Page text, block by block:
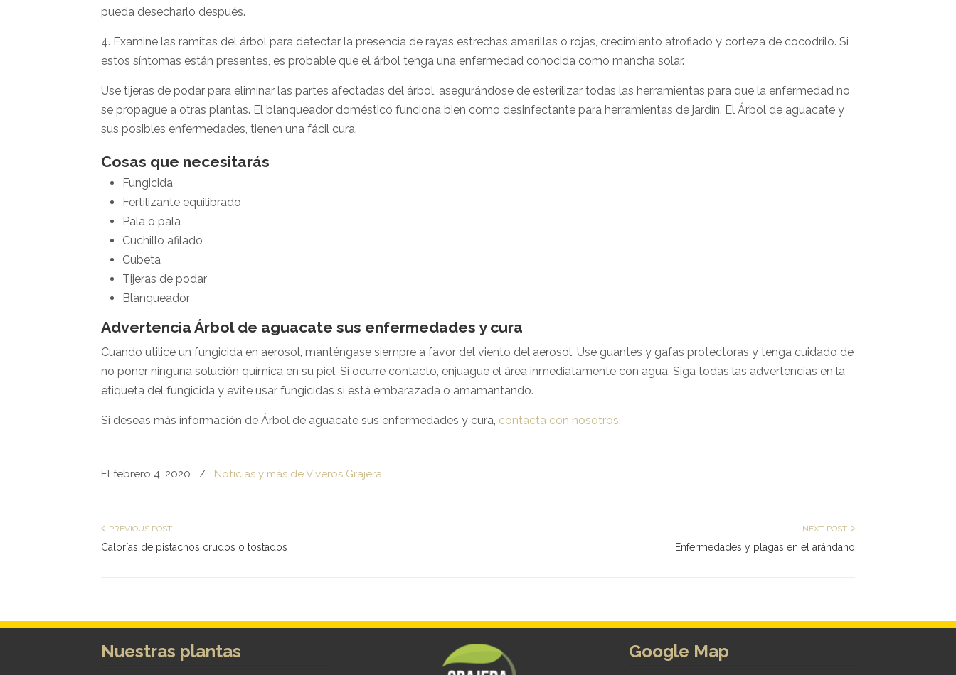
pueda desecharlo después.
4. Examine las ramitas del árbol para detectar la presencia de rayas estrechas amarillas o rojas, crecimiento atrofiado y corteza de cocodrilo. Si
estos síntomas están presentes, es probable que el árbol tenga una enfermedad conocida como mancha solar.
Use tijeras de podar para eliminar las partes afectadas del árbol, asegurándose de esterilizar todas las herramientas para que la enfermedad no
se propague a otras plantas. El blanqueador doméstico funciona bien como desinfectante para herramientas de jardín. El Árbol de aguacate y
sus posibles enfermedades, tienen una fácil cura.
Cosas que necesitarás
Fungicida
Fertilizante equilibrado
Pala o pala
Cuchillo afilado
Cubeta
Tijeras de podar
Blanqueador
Advertencia Árbol de aguacate sus enfermedades y cura
Cuando utilice un fungicida en aerosol, manténgase siempre a favor del viento del aerosol. Use guantes y gafas protectoras y tenga cuidado de
no poner ninguna solución química en su piel. Si ocurre contacto, enjuague el área inmediatamente con agua. Siga todas las advertencias en la
etiqueta del fungicida y evite usar fungicidas si está embarazada o amamantando.
Si deseas más información de Árbol de aguacate sus enfermedades y cura, contacta con nosotros.
El febrero 4, 2020 / Noticias y más de Viveros Grajera
PREVIOUS POST
Calorías de pistachos crudos o tostados
NEXT POST
Enfermedades y plagas en el arándano
Nuestras plantas Google Map